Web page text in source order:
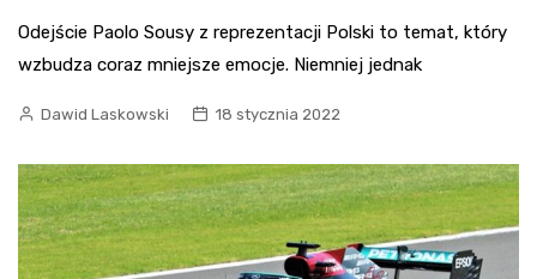
Odejście Paolo Sousy z reprezentacji Polski to temat, który
wzbudza coraz mniejsze emocje. Niemniej jednak
Dawid Laskowski 18 stycznia 2022